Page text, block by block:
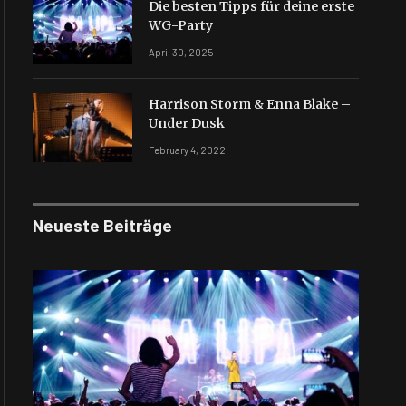
Die besten Tipps für deine erste
WG-Party
April 30, 2025
Harrison Storm & Enna Blake –
Under Dusk
February 4, 2022
Neueste Beiträge